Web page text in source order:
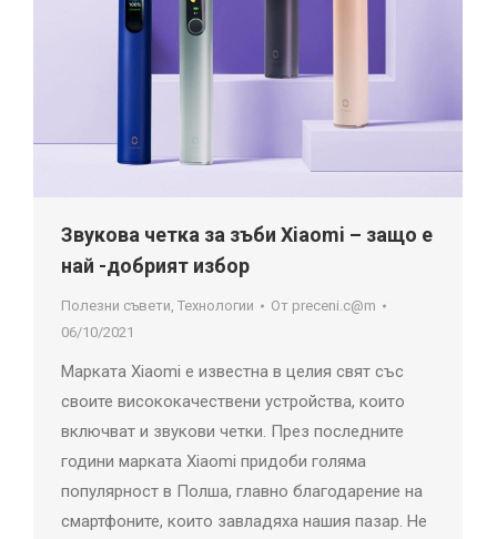
Звукова четка за зъби Xiaomi – защо е
най -добрият избор
Полезни съвети Технологии От preceni.c@m
06/10/2021
Марката Xiaomi е известна в целия свят със
своите висококачествени устройства, които
включват и звукови четки. През последните
години марката Xiaomi придоби голяма
популярност в Полша, главно благодарение на
смартфоните, които завладяха нашия пазар. Не